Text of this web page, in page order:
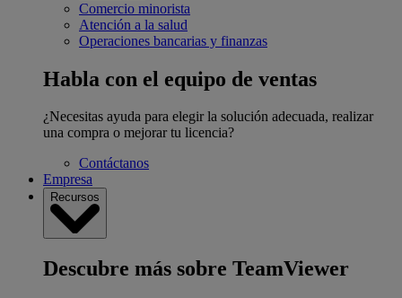
Comercio minorista
Atención a la salud
Operaciones bancarias y finanzas
Habla con el equipo de ventas
¿Necesitas ayuda para elegir la solución adecuada, realizar
una compra o mejorar tu licencia?
Contáctanos
Empresa
Recursos
Descubre más sobre TeamViewer